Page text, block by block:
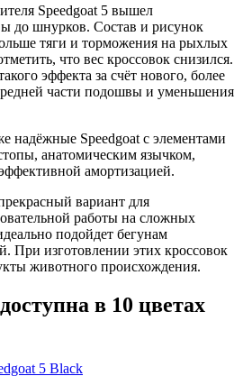
Speedgoat 5 вышел
до шнурков. Состав и рисунок
тяги и торможения на рыхлых
что вес кроссовок снизился.
эффекта за счёт нового, более
части подошвы и уменьшения
надёжные Speedgoat с элементами
анатомическим язычком,
амортизацией.
вариант для
работы на сложных
подойдет бегунам
При изготовлении этих кроссовок
животного происхождения.
в 10 цветах